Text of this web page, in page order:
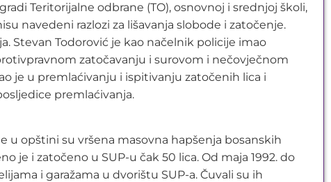
Teritorijalne odbrane (TO), osnovnoj i srednjoj školi,
navedeni razlozi za lišavanja slobode i zatočenje.
Stevan Todorović je kao načelnik policije imao
zatočavanju i surovom i nečovječnom
je u premlaćivanju i ispitivanju zatočenih lica i
premlaćivanja.
u opštini su vršena masovna hapšenja bosanskih
je i zatočeno u SUP-u čak 50 lica. Od maja 1992. do
i garažama u dvorištu SUP-a. Čuvali su ih